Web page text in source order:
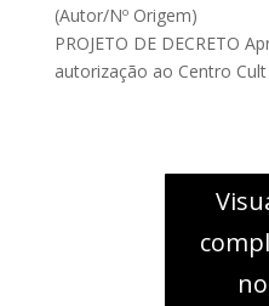
(Autor/Nº Origem)
PROJETO DE DECRETO
autorização ao Centro Cult